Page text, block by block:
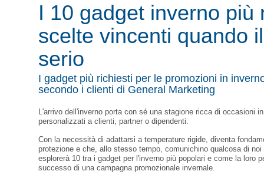
I 10 gadget inverno più
scelte vincenti quando
serio
I gadget più richiesti per le promozioni in
secondo i clienti di General Marketing
L'arrivo dell'inverno porta con sé una stagione ricca di occasioni
personalizzati a clienti, partner o dipendenti.
Con la necessità di adattarsi a temperature rigide, diventa
protezione e che, allo stesso tempo, comunichino qualcosa di
esplorerà 10 tra i gadget per l'inverno più popolari e come la loro
successo di una campagna promozionale invernale.